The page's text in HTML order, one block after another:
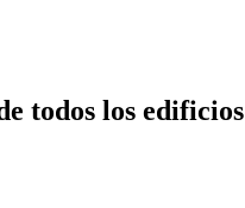
todos los edificios